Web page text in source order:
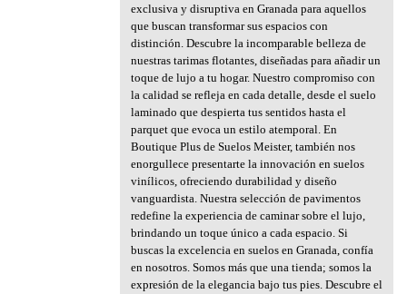
exclusiva y disruptiva en Granada para aquellos
que buscan transformar sus espacios con
distinción. Descubre la incomparable belleza de
nuestras tarimas flotantes, diseñadas para añadir un
toque de lujo a tu hogar. Nuestro compromiso con
la calidad se refleja en cada detalle, desde el suelo
laminado que despierta tus sentidos hasta el
parquet que evoca un estilo atemporal. En
Boutique Plus de Suelos Meister, también nos
enorgullece presentarte la innovación en suelos
vinílicos, ofreciendo durabilidad y diseño
vanguardista. Nuestra selección de pavimentos
redefine la experiencia de caminar sobre el lujo,
brindando un toque único a cada espacio. Si
buscas la excelencia en suelos en Granada, confía
en nosotros. Somos más que una tienda; somos la
expresión de la elegancia bajo tus pies. Descubre el